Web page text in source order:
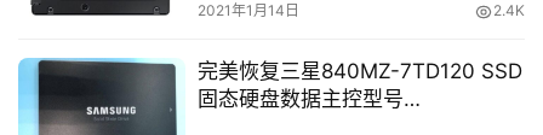
2021年1月14日 2.4K
完美恢复三星840MZ-7TD120 SSD
固态硬盘数据主控型号